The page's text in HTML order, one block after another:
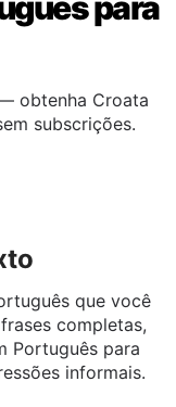
para
subscrições.
que você
completas,